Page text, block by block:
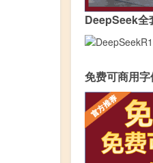
DeepSeek全
免费可商用